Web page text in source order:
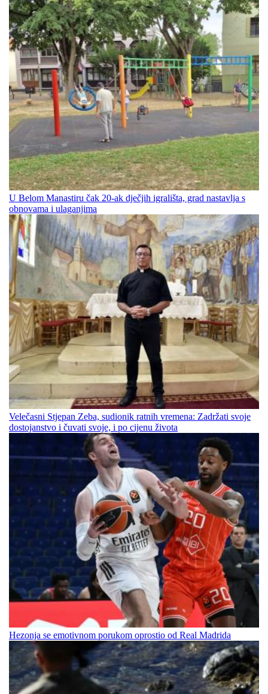
U Belom Manastiru čak 20-ak dječjih igrališta, grad nastavlja s
obnovama i ulaganjima
Velečasni Stjepan Zeba, sudionik ratnih vremena: Zadržati svoje
dostojanstvo i čuvati svoje, i po cijenu života
Hezonja se emotivnom porukom oprostio od Real Madrida